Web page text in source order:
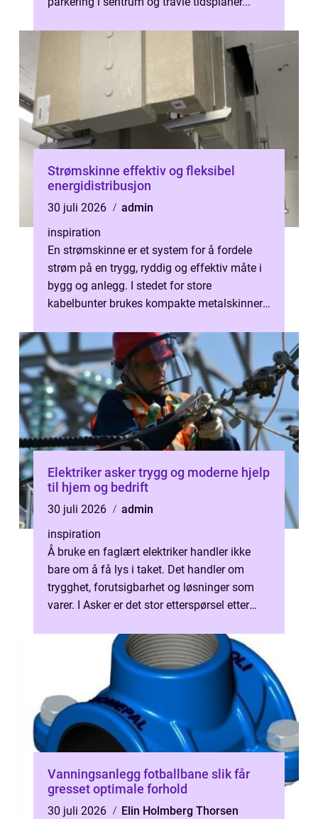
Strømskinne effektiv og fleksibel
energidistribusjon
30 juli 2026
admin
inspiration
En strømskinne er et system for å fordele
strøm på en trygg, ryddig og effektiv måte i
bygg og anlegg. I stedet for store
kabelbunter brukes kompakte metalskinner
Elektriker asker trygg og moderne hjelp
til hjem og bedrift
30 juli 2026
admin
inspiration
Å bruke en faglært elektriker handler ikke
bare om å få lys i taket. Det handler om
trygghet, forutsigbarhet og løsninger som
varer. I Asker er det stor etterspørsel etter
Vanningsanlegg fotballbane slik får
gresset optimale forhold
30 juli 2026
Elin Holmberg Thorsen